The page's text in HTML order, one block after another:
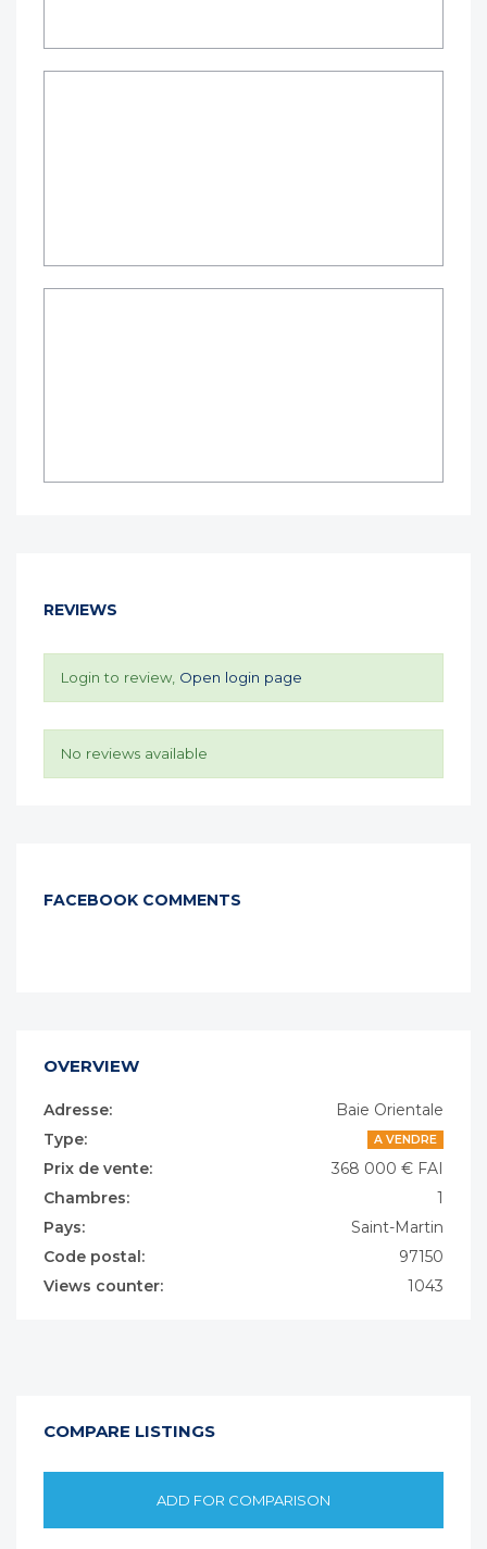
REVIEWS
Login to review, Open login page
No reviews available
FACEBOOK COMMENTS
OVERVIEW
Adresse:
Baie Orientale
Type:
A VENDRE
Prix de vente:
368 000 € FAI
Chambres:
1
Pays:
Saint-Martin
Code postal:
97150
Views counter:
1043
COMPARE LISTINGS
ADD FOR COMPARISON